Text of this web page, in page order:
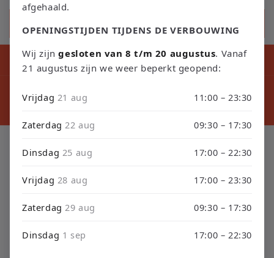
Kortingscode tijdens ons verbouwing10% Korting op Games en
Consoles : Verbouwing2026
⚠️ PLEASE NOTE: Orders placed from August 4 through
September 3 will be shipped on September 4 due to our
Sega Mega Drive Consoles
Filteren en sorteren 0 producten
afgehaald.
OPENINGSTIJDEN TIJDENS DE VERBOUWING
Wij zijngesloten van 8 t/m 20 augustus. Vanaf
21 augustus zijn we weer beperkt geopend:
Vrijdag 21 aug 11:00 – 23:30
Zaterdag22 aug 09:30 – 17:30
Dinsdag 25 aug 17:00 – 22:30
Vrijdag 28 aug 17:00 – 23:30
Zaterdag29 aug 09:30 – 17:30
Dinsdag 1 sep 17:00 – 22:30